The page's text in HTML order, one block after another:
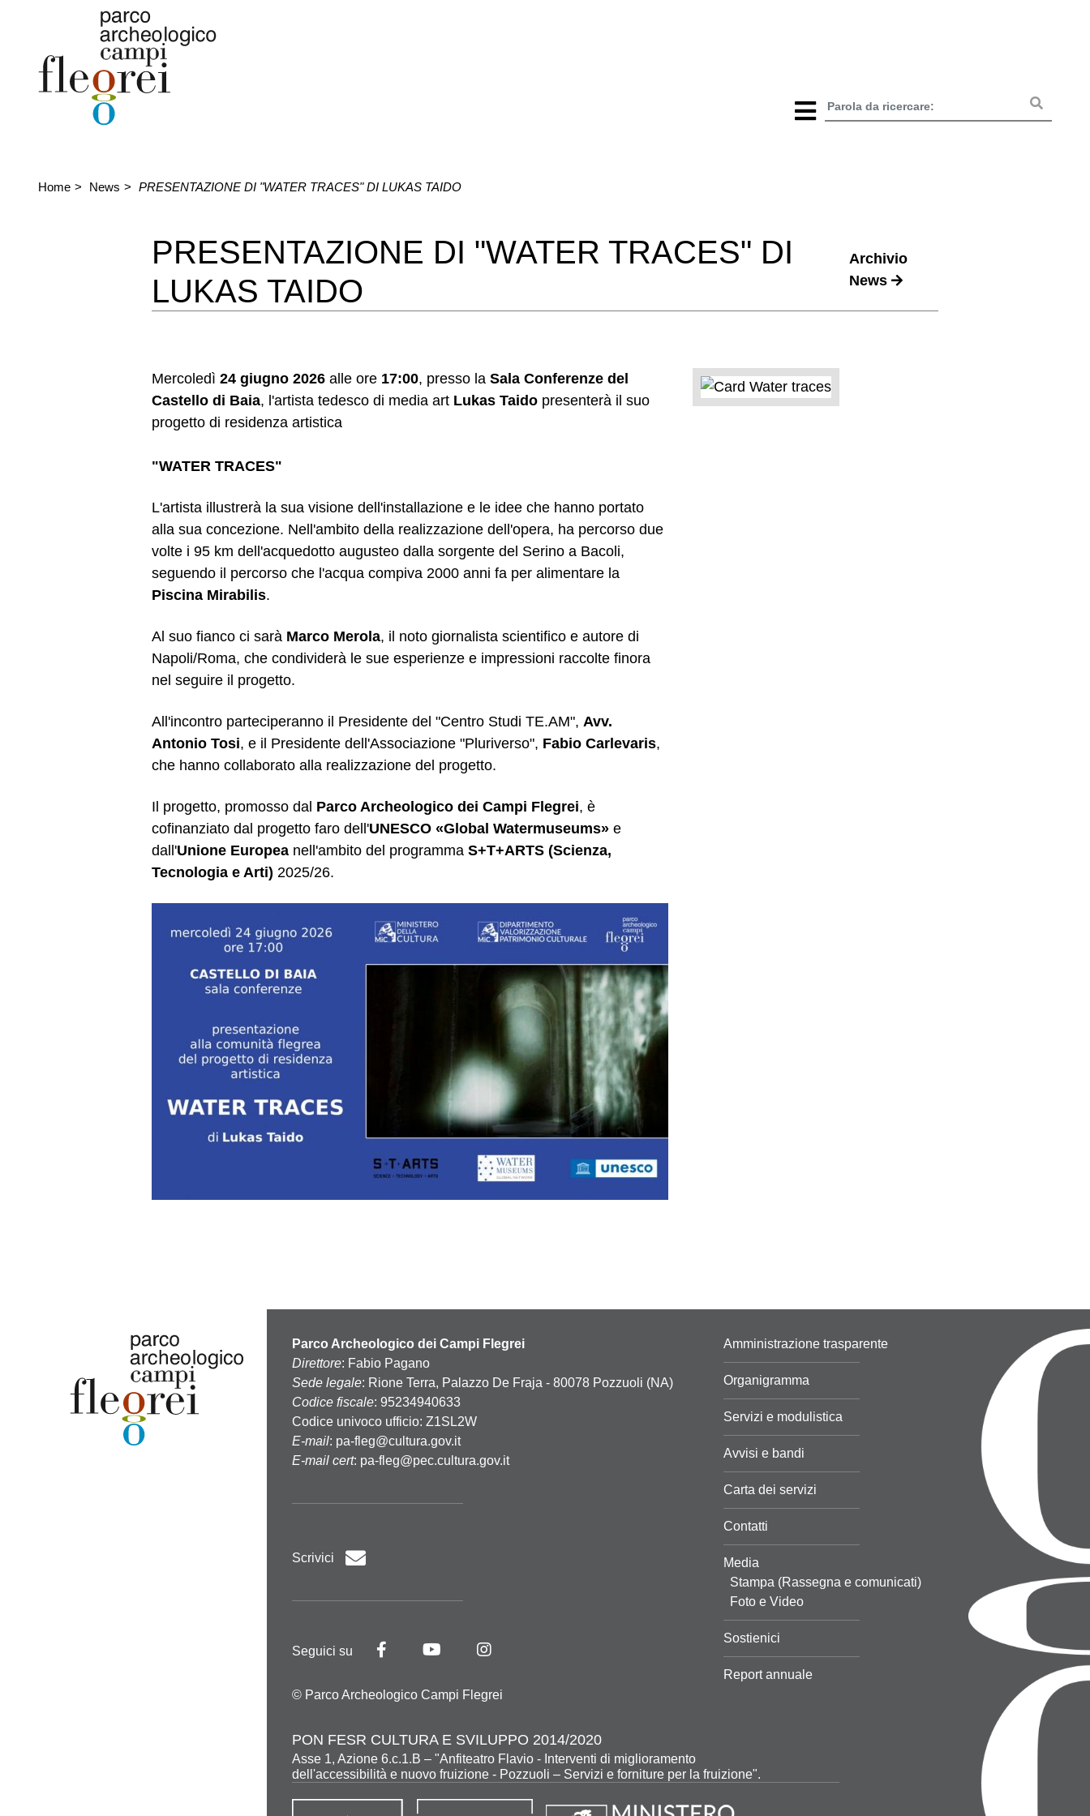
Home News PRESENTAZIONE DI "WATER TRACES" DI LUKAS TAIDO
PRESENTAZIONE DI "WATER TRACES" DI
LUKAS TAIDO
Archivio
News
Mercoledì 24 giugno 2026 alle ore 17:00, presso la Sala Conferenze del
Castello di Baia, l'artista tedesco di media art Lukas Taido presenterà il suo
progetto di residenza artistica
"WATER TRACES"
L'artista illustrerà la sua visione dell'installazione e le idee che hanno portato
alla sua concezione. Nell'ambito della realizzazione dell'opera, ha percorso due
volte i 95 km dell'acquedotto augusteo dalla sorgente del Serino a Bacoli,
seguendo il percorso che l'acqua compiva 2000 anni fa per alimentare la
Piscina Mirabilis.
Al suo fianco ci sarà Marco Merola, il noto giornalista scientifico e autore di
Napoli/Roma, che condividerà le sue esperienze e impressioni raccolte finora
nel seguire il progetto.
All'incontro parteciperanno il Presidente del "Centro Studi TE.AM", Avv.
Antonio Tosi, e il Presidente dell'Associazione "Pluriverso", Fabio Carlevaris,
che hanno collaborato alla realizzazione del progetto.
Il progetto, promosso dal Parco Archeologico dei Campi Flegrei, è
cofinanziato dal progetto faro dell'UNESCO «Global Watermuseums» e
dall'Unione Europea nell'ambito del programma S+T+ARTS (Scienza,
Tecnologia e Arti) 2025/26.
Parco Archeologico dei Campi Flegrei
Direttore: Fabio Pagano
Sede legale: Rione Terra, Palazzo De Fraja - 80078 Pozzuoli (NA)
Codice fiscale: 95234940633
Codice univoco ufficio: Z1SL2W
E-mail: pa-fleg@cultura.gov.it
E-mail cert: pa-fleg@pec.cultura.gov.it
Scrivici
Seguici su
© Parco Archeologico Campi Flegrei
Amministrazione trasparente
Organigramma
Servizi e modulistica
Avvisi e bandi
Carta dei servizi
Contatti
Media
Stampa (Rassegna e comunicati)
Foto e Video
Sostienici
Report annuale
PON FESR CULTURA E SVILUPPO 2014/2020
Asse 1, Azione 6.c.1.B – "Anfiteatro Flavio - Interventi di miglioramento
dell'accessibilità e nuovo fruizione - Pozzuoli – Servizi e forniture per la fruizione".